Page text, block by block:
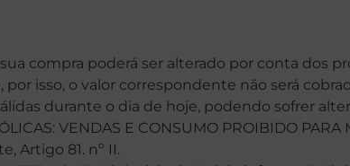
compra poderá ser alterado por conta dos
por isso, o valor correspondente não será
durante o dia de hoje, podendo sofrer
VENDAS E CONSUMO PROIBIDO
Artigo 81. nº II.